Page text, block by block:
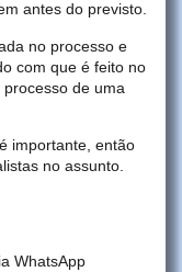
antes do previsto.
no processo e
com que é feito no
de uma
importante, então
no assunto.
WhatsApp